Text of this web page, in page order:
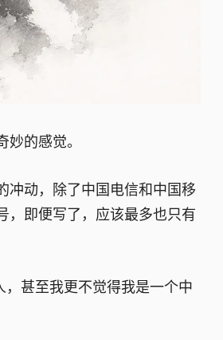
的感觉。
冲动，除了中国电信和中国移
，即便写了，应该最多也只有
甚至我更不觉得我是一个中